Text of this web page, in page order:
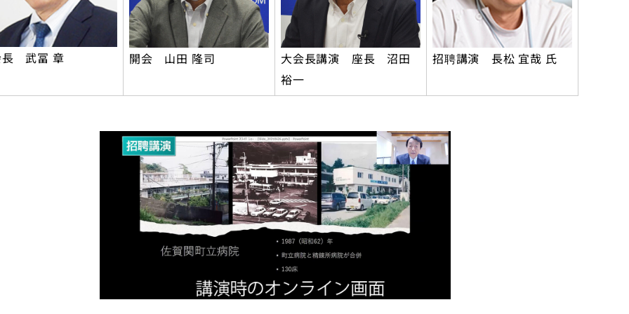
長 武冨 章 開会 山田 隆司
大会長講演 座長 沼田
裕一
招聘講演 長松 宜哉 氏